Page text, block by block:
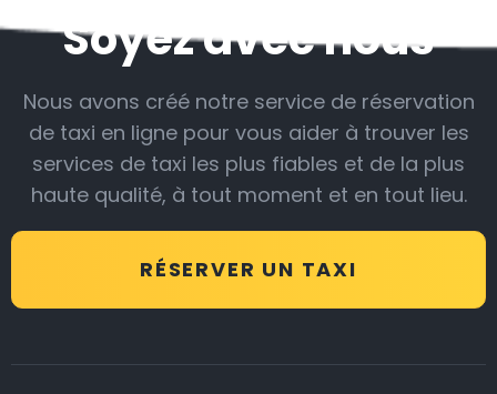
Soyez avec nous
Nous avons créé notre service de réservation
de taxi en ligne pour vous aider à trouver les
services de taxi les plus fiables et de la plus
haute qualité, à tout moment et en tout lieu.
RÉSERVER UN TAXI